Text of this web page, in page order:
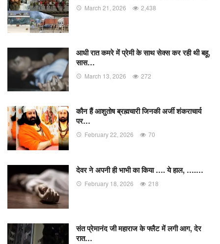
March 21, 2026 2,438
आधी रात कमरे में प्रेमी के साथ सेक्स कर रही थी बहू,
सास…
March 13, 2026 272
कौन हैं आशुतोष ब्रह्मचारी जिनकी अर्जी शंकराचार्य
पर…
February 22, 2026 70
देवर ने अपनी ही भाभी का किया …. ये हाल, ….…
February 18, 2026 218
संत प्रेमानंद जी महाराज के फ्लैट में लगी आग, देर
रात…